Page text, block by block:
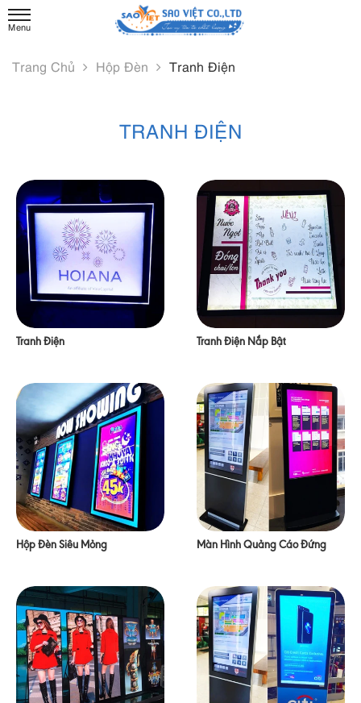
Trang Chủ Hộp Đèn Tranh Điện
TRANH ĐIỆN
Tranh Điện Tranh Điện Nắp Bật
Hộp Đèn Siêu Mỏng Màn Hình Quảng Cáo Đứng